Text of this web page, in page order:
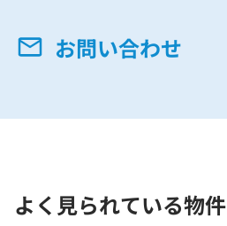
お問い合わせ
よく見られている物件